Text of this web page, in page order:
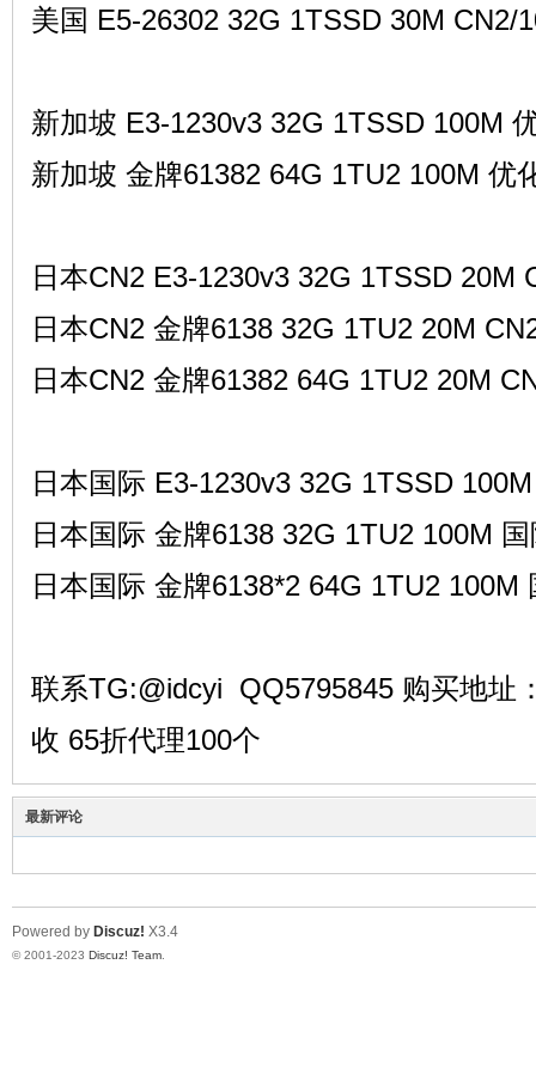
用
美国 E5-26302 32G 1TSSD 30M CN2/
新加坡 E3-1230v3 32G 1TSSD 100M
新加坡 金牌61382 64G 1TU2 100M 优
日本CN2 E3-1230v3 32G 1TSSD 20M
日本CN2 金牌6138 32G 1TU2 20M
日本CN2 金牌61382 64G 1TU2 20M
日本国际 E3-1230v3 32G 1TSSD
日本国际 金牌6138 32G 1TU2 100M
日本国际 金牌6138*2 64G 1TU2 100M
联系TG:@idcyi QQ5795845 购买地址
收 65折代理100个
最新评论
Powered by Discuz! X3.4
© 2001-2023 Discuz! Team